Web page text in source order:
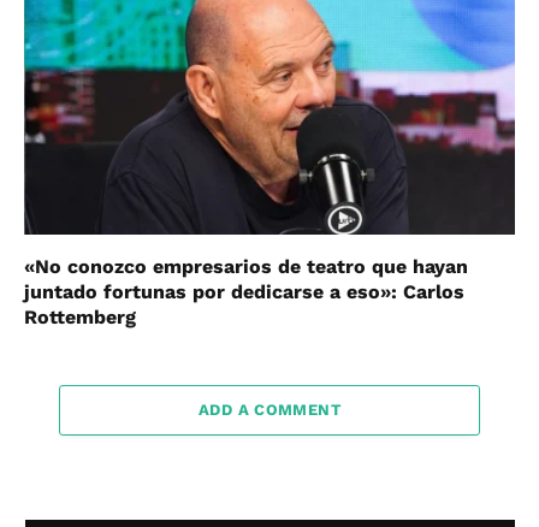
«No conozco empresarios de teatro que hayan
juntado fortunas por dedicarse a eso»: Carlos
Rottemberg
ADD A COMMENT